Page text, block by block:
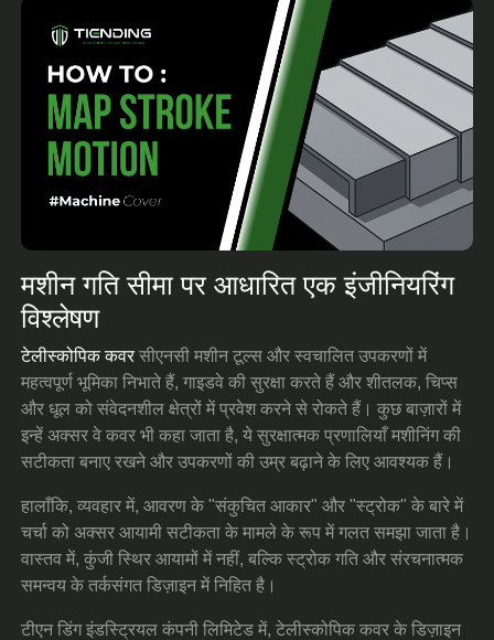
मशीन गति सीमा पर आधारित एक इंजीनियरिंग
विश्लेषण
टेलीस्कोपिक कवर सीएनसी मशीन टूल्स और स्वचालित उपकरणों में
महत्वपूर्ण भूमिका निभाते हैं, गाइडवे की सुरक्षा करते हैं और शीतलक, चिप्स
और धूल को संवेदनशील क्षेत्रों में प्रवेश करने से रोकते हैं। कुछ बाज़ारों में
इन्हें अक्सर वे कवर भी कहा जाता है, ये सुरक्षात्मक प्रणालियाँ मशीनिंग की
सटीकता बनाए रखने और उपकरणों की उम्र बढ़ाने के लिए आवश्यक हैं।
हालाँकि, व्यवहार में, आवरण के "संकुचित आकार" और "स्ट्रोक" के बारे में
चर्चा को अक्सर आयामी सटीकता के मामले के रूप में गलत समझा जाता है।
वास्तव में, कुंजी स्थिर आयामों में नहीं, बल्कि स्ट्रोक गति और संरचनात्मक
समन्वय के तर्कसंगत डिज़ाइन में निहित है।
टीएन डिंग इंडस्ट्रियल कंपनी लिमिटेड में, टेलीस्कोपिक कवर के डिज़ाइन